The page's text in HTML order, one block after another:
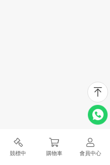
競標中 購物車 會員中心